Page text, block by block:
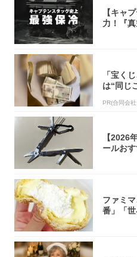
【キャ
力！『
「宝く
は“同じ
PR(合同会
【2026
ールお
ファミ
番」「世